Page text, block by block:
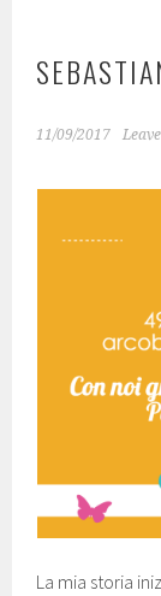
11/09/2017
La mia storia